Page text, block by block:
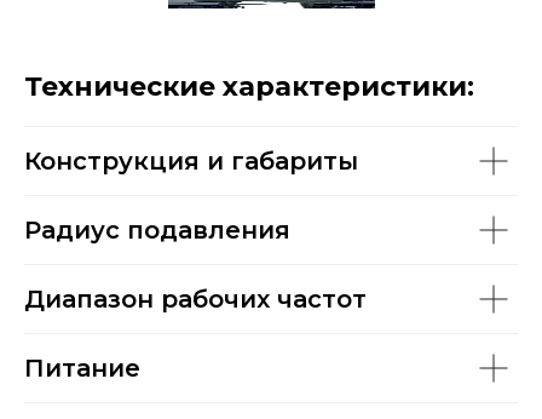
Технические характеристики:
Конструкция и габариты
Радиус подавления
Диапазон рабочих частот
Питание